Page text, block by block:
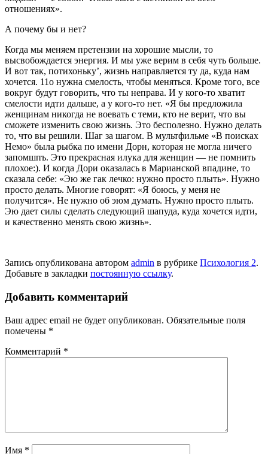
отношениях».
А почему бы и нет?
Когда мы меняем претензии на хорошие мысли, то
высвобождается энергия. И мы уже верим в себя чуть больше.
И вот так, по­тихоньку’, жизнь направляется ту да, куда нам
хочется. 11о нужна смелость, чтобы менять­ся. Кроме того, все
вокруг будут говорить, что ты неправа. И у кого-то хватит
смелости идти дальше, а у кого-то нет. «Я бы предложила
женщинам никогда не воевать с теми, кто не верит, что вы
сможете изменить свою жизнь. Это бесполезно. Нужно делать
то, что вы решили. Шаг за шагом. В мультфильме «В поисках
Немо» была рыбка по имени Дорн, которая не могла ничего
запомшпъ. Это пре­красная илука для женщин — не помнить
плохое:). И ког­да Дори оказалась в Марианской впадине, то
сказала себе: «Эю же гак лечко: нужно просто плыть». Нужно
просто делать. Многие говорят: «Я боюсь, у меня не
получится». Не нужно об эюм думать. Нужно просто плыть.
Эю дает силы сделать следующий шапуда, куда хочется идти,
и ка­чественно менять свою жизнь».
Запись опубликована автором admin в рубрике Психология 2.
Добавьте в закладки постоянную ссылку.
Добавить комментарий
Ваш адрес email не будет опубликован. Обязательные поля
помечены *
Комментарий *
Имя *